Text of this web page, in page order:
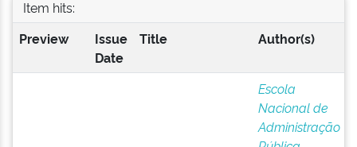
Item hits:
Preview
Issue
Date
Title Author(s)
Escola
Nacional de
Administração